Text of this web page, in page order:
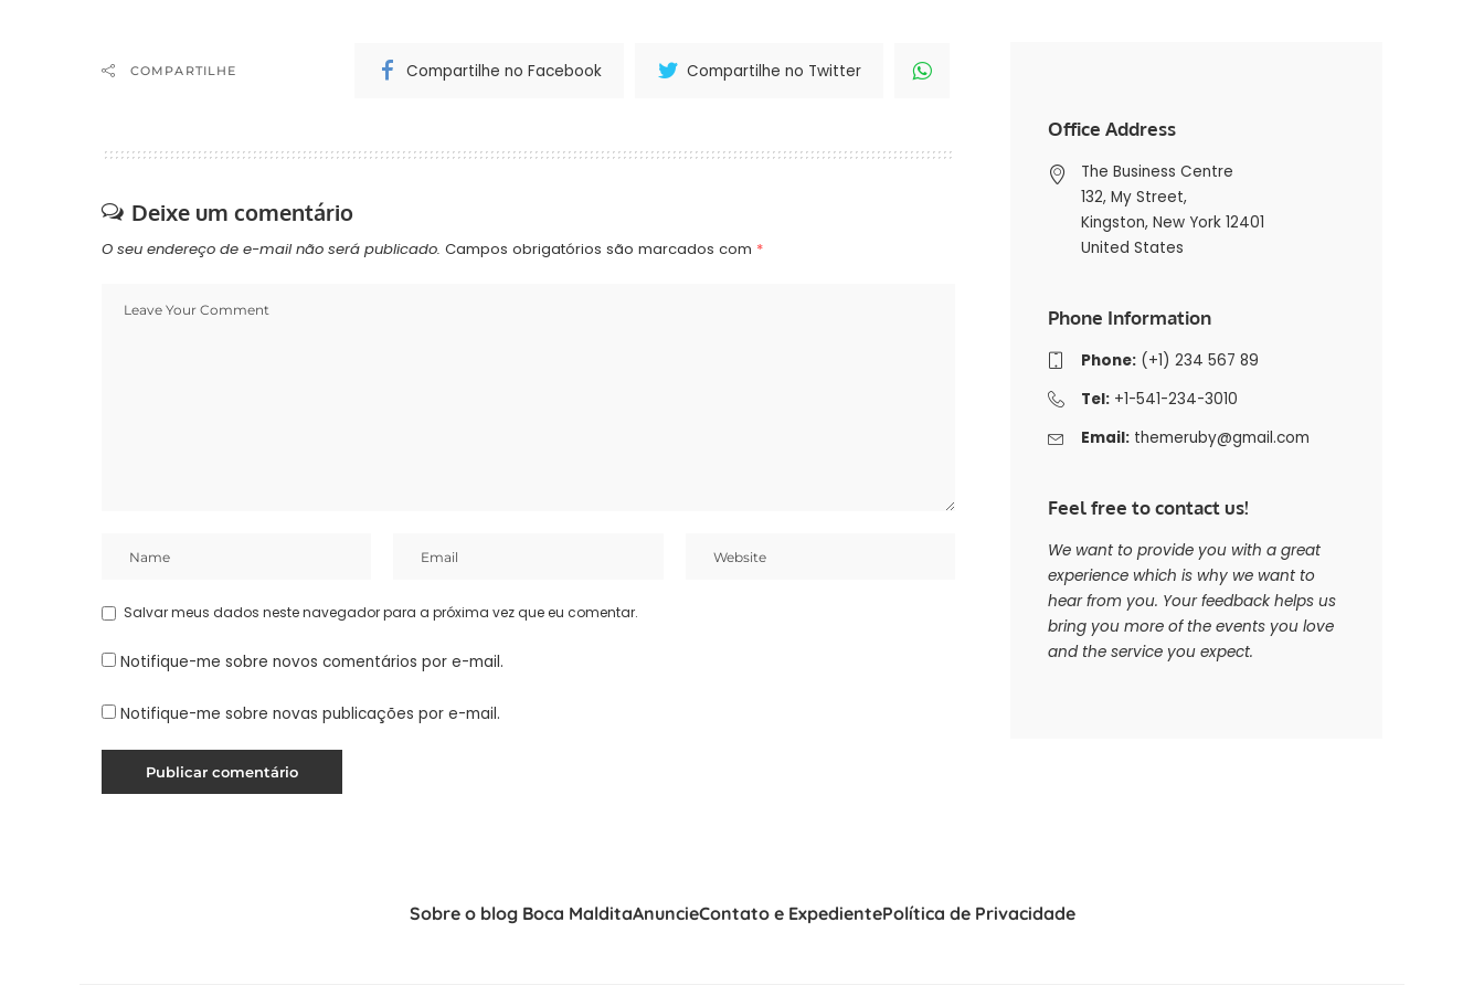
COMPARTILHE Compartilhe no Facebook Compartilhe no Twitter
Deixe um comentário
O seu endereço de e-mail não será publicado. Campos obrigatórios são marcados com *
Salvar meus dados neste navegador para a próxima vez que eu comentar.
Notifique-me sobre novos comentários por e-mail.
Notifique-me sobre novas publicações por e-mail.
Office Address
The Business Centre
132, My Street,
Kingston, New York 12401
United States
Phone Information
Phone:(+1) 234 567 89
Tel:+1-541-234-3010
Email: themeruby@gmail.com
Feel free to contact us!
We want to provide you with a great
experience which is why we want to
hear from you. Your feedback helps us
bring you more of the events you love
and the service you expect.
Sobre o blog Boca MalditaAnuncieContato e ExpedientePolítica de Privacidade